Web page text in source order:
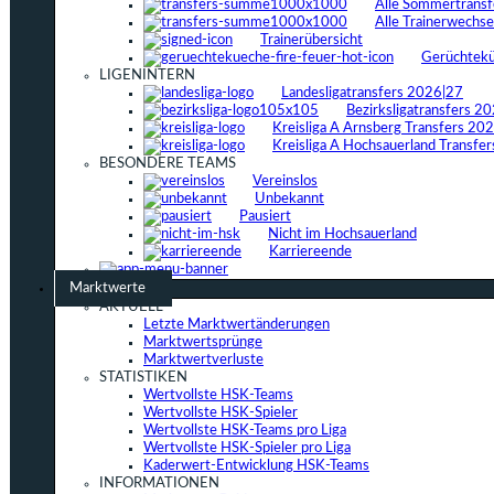
Alle
Alle
Trainerübersicht
LIGENINTERN
Landesligatransfers 2026|27
Bezirksligatransfers
Kreisliga A Arnsberg Transfers
Kreisliga A Hochsauerland
BESONDERE TEAMS
Vereinslos
Unbekannt
Pausiert
Nicht im Hochsauerland
Karriereende
Marktwerte
AKTUELL
Letzte Marktwertänderungen
Marktwertsprünge
Marktwertverluste
STATISTIKEN
Wertvollste HSK-Teams
Wertvollste HSK-Spieler
Wertvollste HSK-Teams pro Liga
Wertvollste HSK-Spieler pro Liga
Kaderwert-Entwicklung HSK-Teams
INFORMATIONEN